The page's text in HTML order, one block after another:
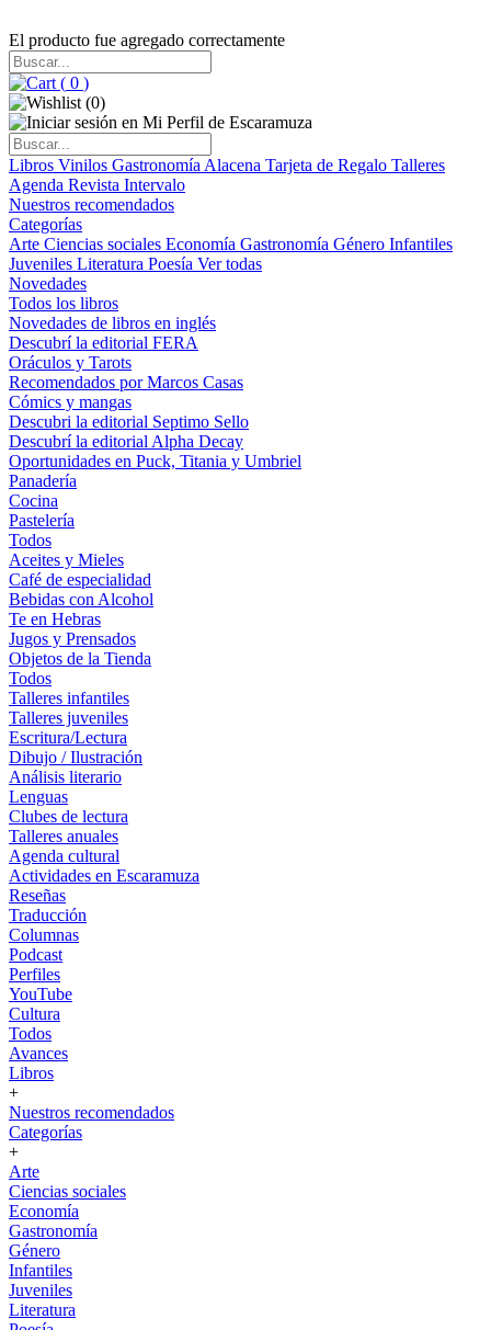
El producto fue agregado correctamente
( 0 )
(0)
Libros Vinilos Gastronomía Alacena Tarjeta de Regalo Talleres
Agenda Revista Intervalo
Nuestros recomendados
Categorías
Arte Ciencias sociales Economía Gastronomía Género Infantiles
Juveniles Literatura Poesía Ver todas
Novedades
Todos los libros
Novedades de libros en inglés
Descubrí la editorial FERA
Oráculos y Tarots
Recomendados por Marcos Casas
Cómics y mangas
Descubri la editorial Septimo Sello
Descubrí la editorial Alpha Decay
Oportunidades en Puck, Titania y Umbriel
Panadería
Cocina
Pastelería
Todos
Aceites y Mieles
Café de especialidad
Bebidas con Alcohol
Te en Hebras
Jugos y Prensados
Objetos de la Tienda
Todos
Talleres infantiles
Talleres juveniles
Escritura/Lectura
Dibujo / Ilustración
Análisis literario
Lenguas
Clubes de lectura
Talleres anuales
Agenda cultural
Actividades en Escaramuza
Reseñas
Traducción
Columnas
Podcast
Perfiles
YouTube
Cultura
Todos
Avances
Libros
+
Nuestros recomendados
Categorías
+
Arte
Ciencias sociales
Economía
Gastronomía
Género
Infantiles
Juveniles
Literatura